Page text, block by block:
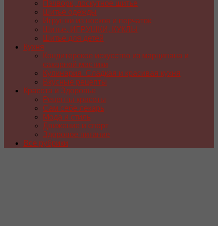
Пэчворк, лоскутное шитье
Шитье одежды
Игрушки из носков и перчаток
Шитье. ИГРУШКИ, КУКЛЫ
Шитье для детей
Кухня
Кондитерское искусство из марципана и
сахарной мастики
Кулинария. Сладкая и красивая кухня
Вкусные рецепты
Красота и Здоровье
Рецепты красоты
Сам себе лекарь
Мода и стиль
Движение и спорт
Здоровое питание
Все рубрики